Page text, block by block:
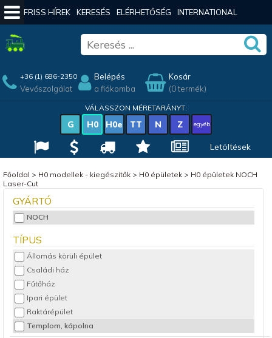
FRISS HÍREK KERESÉS ELÉRHETŐSÉG INTERNATIONAL
+36 (1) 686-2350
Vevőszolgálat
Belépés
a fiókomba
Kosár
(0 termék)
VÁLASSZON MÉRETARÁNYT:
G H0 H0e TT N Z egyéb
Letöltések
Főoldal > H0 modellek - kiegészítők> H0 épületek> H0 épületek NOCH
Laser-Cut
GYÁRTÓ
NOCH
TÍPUS
Állomás körüli épület
Családi ház
Fűtőház
Ipari épület
Raktárépület
Templom, kápolna